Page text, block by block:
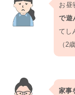
お昼
で遊
てし
（2
家事